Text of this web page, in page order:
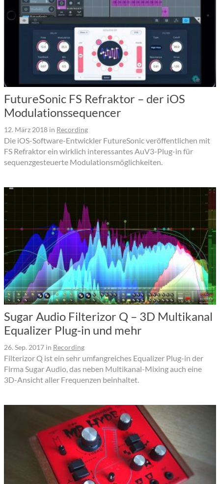
FutureSonic FS Refraktor – der iOS
Modulationssequencer
12. März 2018 in Recording
Die iOS-Software-Entwickler FutureSonic veröffentlichen mit
FS Refraktor ein wirklich interessantes AuV3-Plug-in für
sequenzgesteuerte Modulationsmöglichkeiten.
Sugar Audio Filterizor Q – 3D Multikanal
Equalizer Plug-in und mehr
26. Sep. 2017 in Recording
Filterizor Q ist ein sehr umfangreiches Equalizer Plug-in der
Firma Sugar Audio, das neben Multikanal-Mixing auch eine
3D-Ansicht aller Frequenzen beinhaltet.